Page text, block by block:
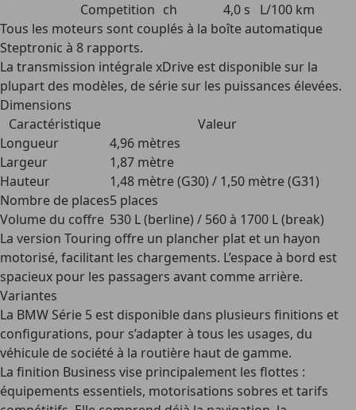
Competition ch
4,0 s
L/100 km
Tous les moteurs sont couplés à la boîte automatique
Steptronic à 8 rapports.
La transmission intégrale xDrive est disponible sur la
plupart des modèles, de série sur les puissances élevées.
Dimensions
Caractéristique
Valeur
Longueur
4,96 mètres
Largeur
1,87 mètre
Hauteur
1,48 mètre (G30) / 1,50 mètre (G31)
Nombre de places5 places
Volume du coffre 530 L (berline) / 560 à 1700 L (break)
La version Touring offre un plancher plat et un hayon
motorisé, facilitant les chargements. L’espace à bord est
spacieux pour les passagers avant comme arrière.
Variantes
La BMW Série 5 est disponible dans plusieurs finitions et
configurations, pour s’adapter à tous les usages, du
véhicule de société à la routière haut de gamme.
La finition Business vise principalement les flottes :
équipements essentiels, motorisations sobres et tarifs